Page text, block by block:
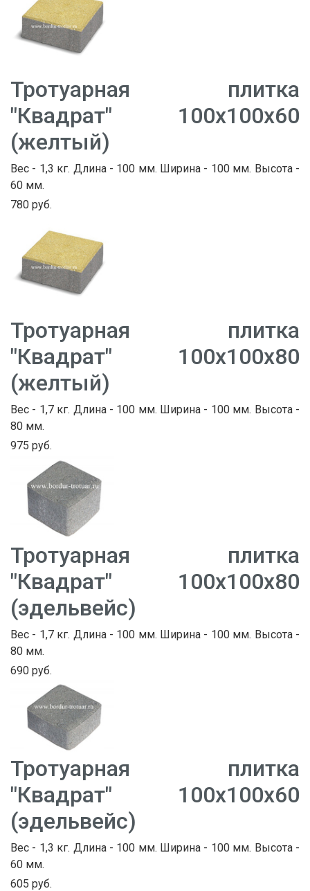
Тротуарная плитка
"Квадрат" 100х100х60
(желтый)
Вес - 1,3 кг. Длина - 100 мм. Ширина - 100 мм. Высота -
60 мм.
780 руб.
Тротуарная плитка
"Квадрат" 100х100х80
(желтый)
Вес - 1,7 кг. Длина - 100 мм. Ширина - 100 мм. Высота -
80 мм.
975 руб.
Тротуарная плитка
"Квадрат" 100х100х80
(эдельвейс)
Вес - 1,7 кг. Длина - 100 мм. Ширина - 100 мм. Высота -
80 мм.
690 руб.
Тротуарная плитка
"Квадрат" 100х100х60
(эдельвейс)
Вес - 1,3 кг. Длина - 100 мм. Ширина - 100 мм. Высота -
60 мм.
605 руб.